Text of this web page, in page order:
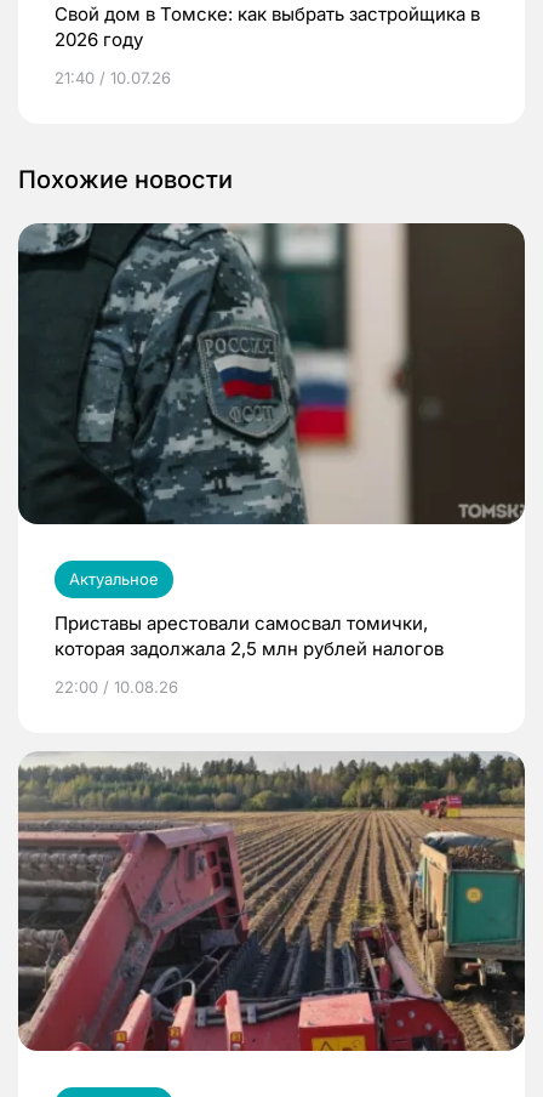
Свой дом в Томске: как выбрать застройщика в
2026 году
21:40 / 10.07.26
Похожие новости
Актуальное
Приставы арестовали самосвал томички,
которая задолжала 2,5 млн рублей налогов
22:00 / 10.08.26